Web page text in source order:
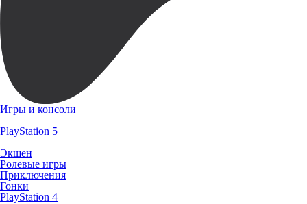
Игры и консоли
PlayStation 5
Экшен
Ролевые игры
Приключения
Гонки
PlayStation 4